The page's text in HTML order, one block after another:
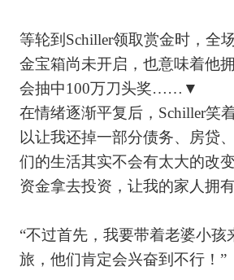
等轮到Schiller领取赏金时，全
金宝箱尚未开启，也意味着他
会抽中100万刀头奖……▼
在情绪逐渐平复后，Schiller笑
以让我还掉一部分债务、房贷
们的生活其实不会有太大的改
资金拿去投资，让我的家人拥
“不过首先，我要带着老婆小孩
旅，他们肯定会兴奋到不行！”